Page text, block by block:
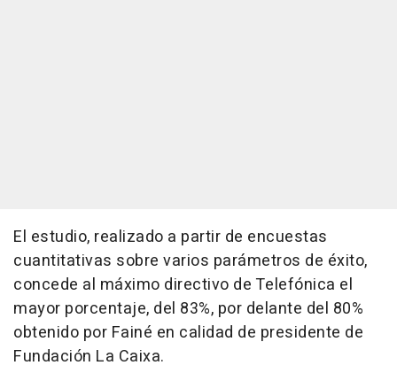
El estudio, realizado a partir de encuestas
cuantitativas sobre varios parámetros de éxito,
concede al máximo directivo de Telefónica el
mayor porcentaje, del 83%, por delante del 80%
obtenido por Fainé en calidad de presidente de
Fundación La Caixa.